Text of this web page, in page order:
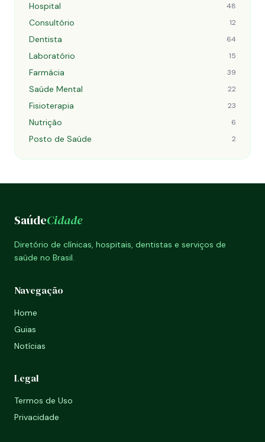
Hospital 48
Consultório 12
Dentista 64
Laboratório 15
Farmácia 39
Saúde Mental 22
Fisioterapia 23
Nutrição 6
Posto de Saúde 2
SaúdeCidade
Diretório de clínicas, hospitais, dentistas e serviços de
saúde no Brasil.
Navegação
Home
Guias
Notícias
Legal
Termos de Uso
Privacidade